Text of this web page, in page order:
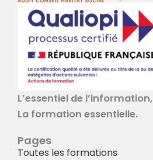
L’essentiel de l’information,
La formation essentielle.
Pages
Toutes les formations